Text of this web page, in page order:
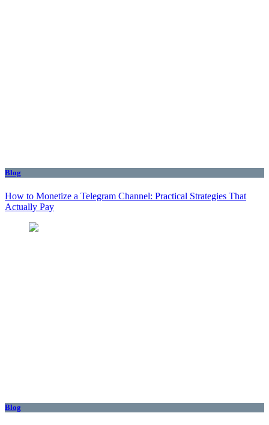
Blog
How to Monetize a Telegram Channel: Practical Strategies That
Actually Pay
Blog